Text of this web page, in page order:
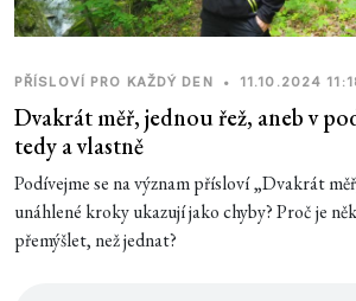
PŘÍSLOVÍ PRO KAŽDÝ DEN • 11.10.2024
Dvakrát měř, jednou řež, aneb v
tedy a vlastně
Podívejme se na význam přísloví „Dvakrát
unáhlené kroky ukazují jako chyby? Proč je
přemýšlet, než jednat?